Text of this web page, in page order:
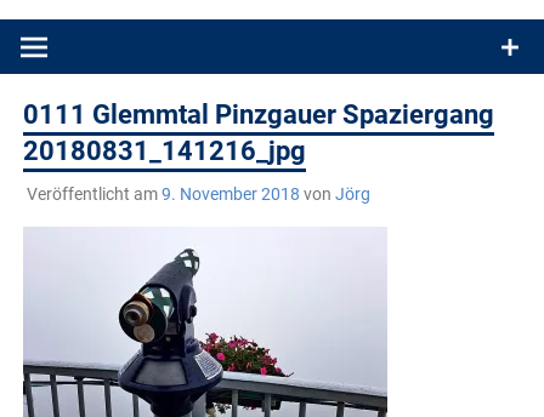
Produkttests und Buchrezensionen. Ein Blog für alle, die gern
0111 Glemmtal Pinzgauer Spaziergang
20180831_141216_jpg
Veröffentlicht am9. November 2018 von Jörg